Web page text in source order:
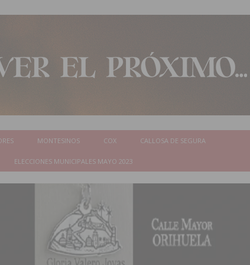
MONTESINOS COX CALLOSA DE SEGURA
ELECCIONES MUNICIPALES MAYO 2023